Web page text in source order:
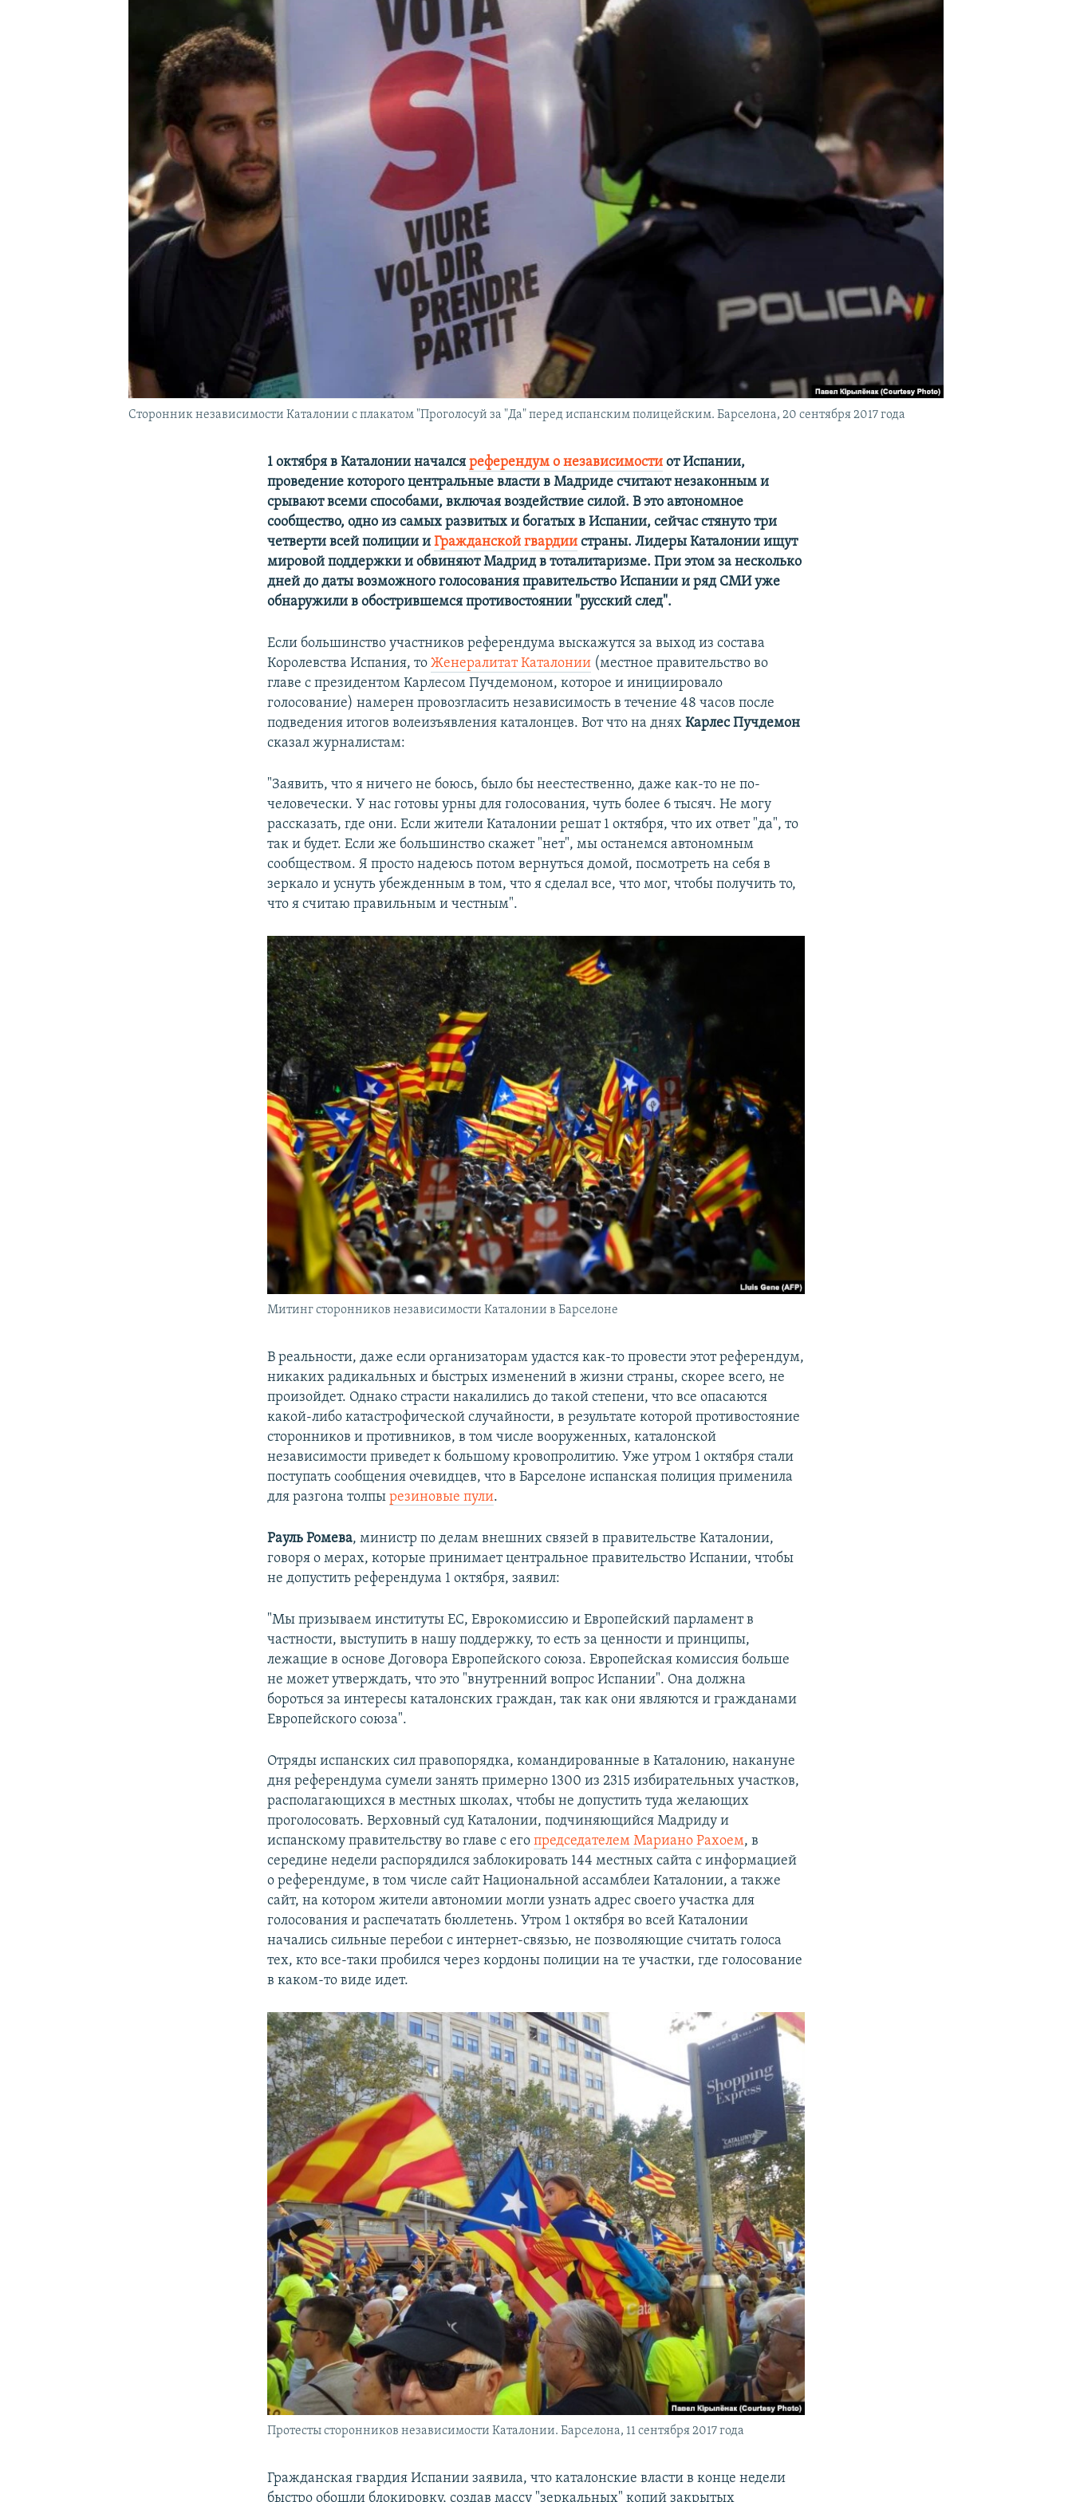
Сторонник независимости Каталонии с плакатом "Проголосуй за "Да" перед испанским полицейским. Барселона, 20 сентября 2017 года
1 октября в Каталонии началсяреферендум о независимости от Испании,
проведение которого центральные власти в Мадриде считают незаконным и
срывают всеми способами, включая воздействие силой. В это автономное
сообщество, одно из самых развитых и богатых в Испании, сейчас стянуто три
четверти всей полиции иГражданской гвардии страны. Лидеры Каталонии ищут
мировой поддержки и обвиняют Мадрид в тоталитаризме. При этом за несколько
дней до даты возможного голосования правительство Испании и ряд СМИ уже
обнаружили в обострившемся противостоянии "русский след".
Если большинство участников референдума выскажутся за выход из состава
Королевства Испания, тоЖенералитат Каталонии (местное правительство во
главе с президентом Карлесом Пучдемоном, которое и инициировало
голосование) намерен провозгласить независимость в течение 48 часов после
подведения итогов волеизъявления каталонцев. Вот что на дняхКарлес Пучдемон
сказал журналистам:
"Заявить, что я ничего не боюсь, было бы неестественно, даже как-то не по-
человечески. У нас готовы урны для голосования, чуть более 6 тысяч. Не могу
рассказать, где они. Если жители Каталонии решат 1 октября, что их ответ "да", то
так и будет. Если же большинство скажет "нет", мы останемся автономным
сообществом. Я просто надеюсь потом вернуться домой, посмотреть на себя в
зеркало и уснуть убежденным в том, что я сделал все, что мог, чтобы получить то,
что я считаю правильным и честным".
Митинг сторонников независимости Каталонии в Барселоне
В реальности, даже если организаторам удастся как-то провести этот референдум,
никаких радикальных и быстрых изменений в жизни страны, скорее всего, не
произойдет. Однако страсти накалились до такой степени, что все опасаются
какой-либо катастрофической случайности, в результате которой противостояние
сторонников и противников, в том числе вооруженных, каталонской
независимости приведет к большому кровопролитию. Уже утром 1 октября стали
поступать сообщения очевидцев, что в Барселоне испанская полиция применила
для разгона толпырезиновые пули.
Рауль Ромева, министр по делам внешних связей в правительстве Каталонии,
говоря о мерах, которые принимает центральное правительство Испании, чтобы
не допустить референдума 1 октября, заявил:
"Мы призываем институты ЕС, Еврокомиссию и Европейский парламент в
частности, выступить в нашу поддержку, то есть за ценности и принципы,
лежащие в основе Договора Европейского союза. Европейская комиссия больше
не может утверждать, что это "внутренний вопрос Испании". Она должна
бороться за интересы каталонских граждан, так как они являются и гражданами
Европейского союза".
Отряды испанских сил правопорядка, командированные в Каталонию, накануне
дня референдума сумели занять примерно 1300 из 2315 избирательных участков,
располагающихся в местных школах, чтобы не допустить туда желающих
проголосовать. Верховный суд Каталонии, подчиняющийся Мадриду и
испанскому правительству во главе с егопредседателем Мариано Рахоем, в
середине недели распорядился заблокировать 144 местных сайта с информацией
о референдуме, в том числе сайт Национальной ассамблеи Каталонии, а также
сайт, на котором жители автономии могли узнать адрес своего участка для
голосования и распечатать бюллетень. Утром 1 октября во всей Каталонии
начались сильные перебои с интернет-связью, не позволяющие считать голоса
тех, кто все-таки пробился через кордоны полиции на те участки, где голосование
в каком-то виде идет.
Протесты сторонников независимости Каталонии. Барселона, 11 сентября 2017 года
Гражданская гвардия Испании заявила, что каталонские власти в конце недели
быстро обошли блокировку, создав массу "зеркальных" копий закрытых